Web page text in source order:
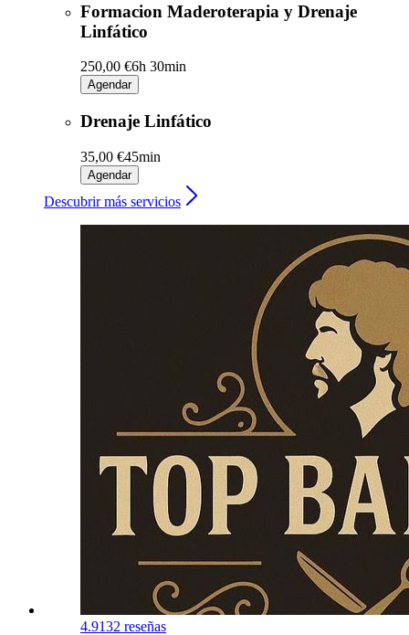
Formacion Maderoterapia y Drenaje
Linfático
250,00 €6h 30min
Agendar
Drenaje Linfático
35,00 €45min
Agendar
Descubrir más servicios
4.9132 reseñas